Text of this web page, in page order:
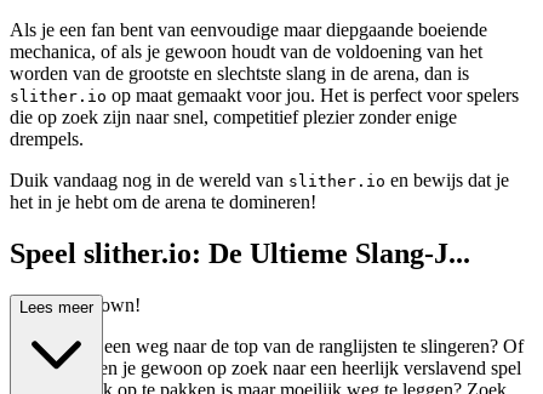
Als je een fan bent van eenvoudige maar diepgaande boeiende
mechanica, of als je gewoon houdt van de voldoening van het
worden van de grootste en slechtste slang in de arena, dan is
slither.io op maat gemaakt voor jou. Het is perfect voor spelers
die op zoek zijn naar snel, competitief plezier zonder enige
drempels.
Duik vandaag nog in de wereld van slither.io en bewijs dat je
het in je hebt om de arena te domineren!
Speel slither.io: De Ultieme Slang-J...
acht Showdown!
Klaar om je een weg naar de top van de ranglijsten te slingeren? Of
misschien ben je gewoon op zoek naar een heerlijk verslavend spel
dat makkelijk op te pakken is maar moeilijk weg te leggen? Zoek
Lees meer